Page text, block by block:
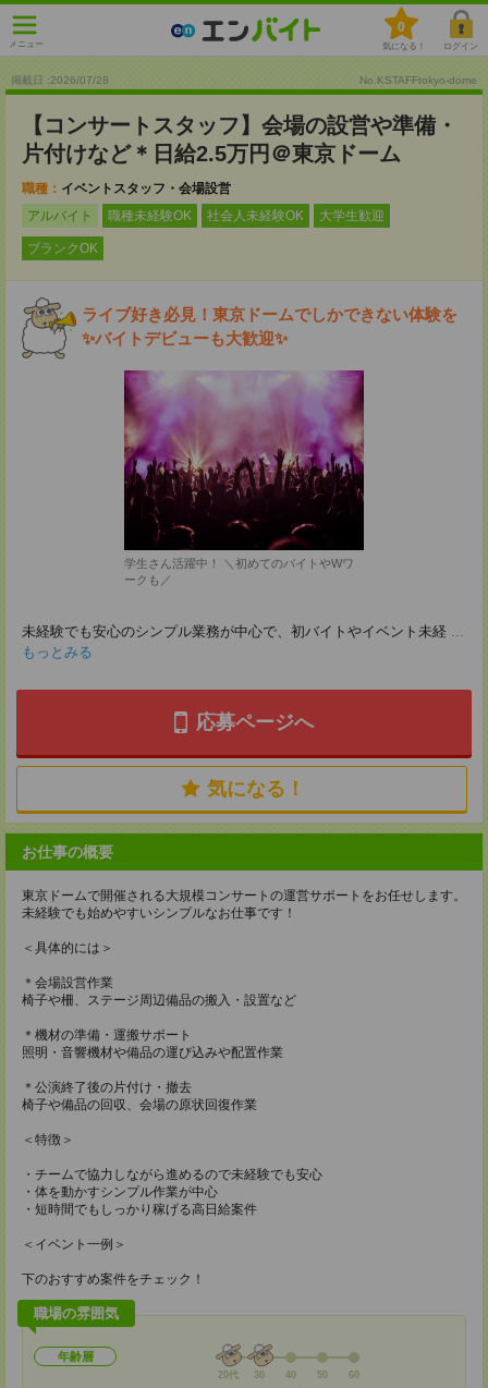
メニュー
0
気になる！ ログイン
掲載日 :2026/07/28 No.KSTAFFtokyo-dome
【コンサートスタッフ】会場の設営や準備・
片付けなど＊日給2.5万円＠東京ドーム
職種： イベントスタッフ・会場設営
アルバイト
職種未経験OK 社会人未経験OK 大学生歓迎
ブランクOK
ライブ好き必見！東京ドームでしかできない体験を
✨バイトデビューも大歓迎✨
学生さん活躍中！ ＼初めてのバイトやWワ
ークも／
未経験でも安心のシンプル業務が中心で、初バイトやイベント未経 ...
もっとみる
応募ページへ
気になる！
お仕事の概要
東京ドームで開催される大規模コンサートの運営サポートをお任せします。
未経験でも始めやすいシンプルなお仕事です！
＜具体的には＞
＊会場設営作業
椅子や柵、ステージ周辺備品の搬入・設置など
＊機材の準備・運搬サポート
照明・音響機材や備品の運び込みや配置作業
＊公演終了後の片付け・撤去
椅子や備品の回収、会場の原状回復作業
＜特徴＞
・チームで協力しながら進めるので未経験でも安心
・体を動かすシンプル作業が中心
・短時間でもしっかり稼げる高日給案件
＜イベント一例＞
下のおすすめ案件をチェック！
職場の雰囲気
年齢層
20代 30 40 50 60